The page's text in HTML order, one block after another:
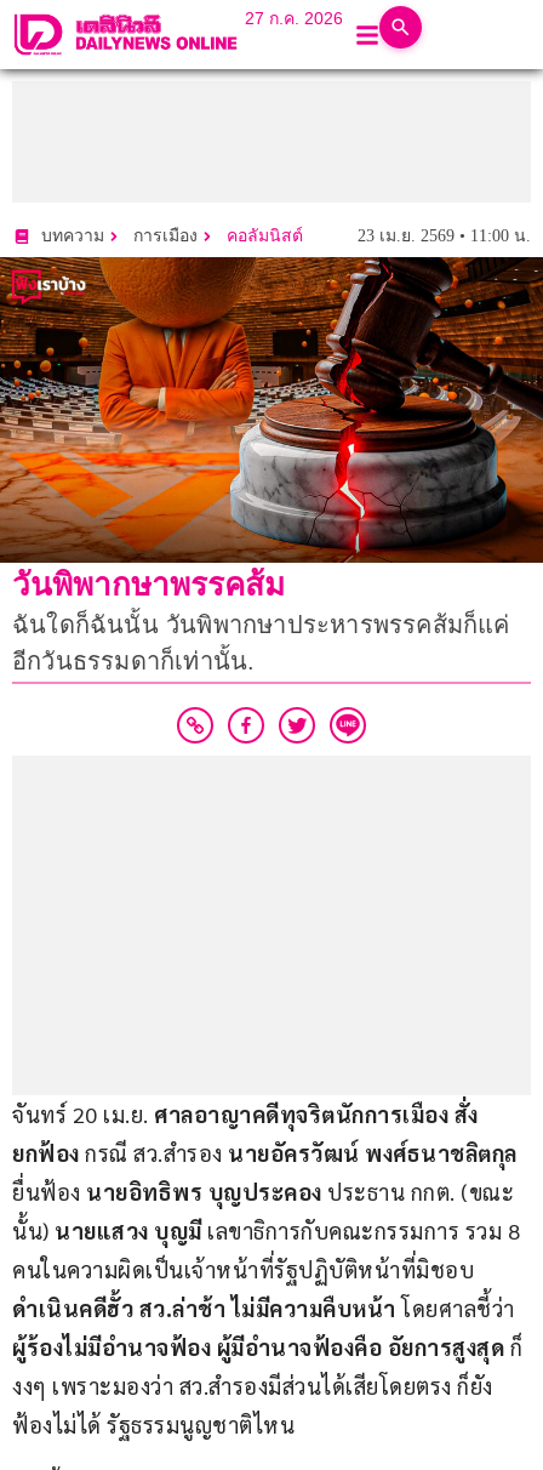
27 ก.ค. 2026
บทความ การเมือง คอลัมนิสต์ 23 เม.ย. 2569 • 11:00 น.
วันพิพากษาพรรคส้ม
ฉันใดก็ฉันนั้น วันพิพากษาประหารพรรคส้มก็แค่
อีกวันธรรมดาก็เท่านั้น.
จันทร์ 20 เม.ย. ศาลอาญาคดีทุจริตนักการเมือง สั่ง
ยกฟ้อง กรณี สว.สำรอง นายอัครวัฒน์ พงศ์ธนาชลิตกุล
ยื่นฟ้อง นายอิทธิพร บุญประคอง ประธาน กกต. (ขณะ
นั้น) นายแสวง บุญมี เลขาธิการกับคณะกรรมการ รวม 8
คนในความผิดเป็นเจ้าหน้าที่รัฐปฏิบัติหน้าที่มิชอบ
ดำเนินคดีฮั้ว สว.ล่าช้า ไม่มีความคืบหน้า โดยศาลชี้ว่า
ผู้ร้องไม่มีอำนาจฟ้อง ผู้มีอำนาจฟ้องคือ อัยการสูงสุด ก็
งงๆ เพราะมองว่า สว.สำรองมีส่วนได้เสียโดยตรง ก็ยัง
ฟ้องไม่ได้ รัฐธรรมนูญชาติไหน